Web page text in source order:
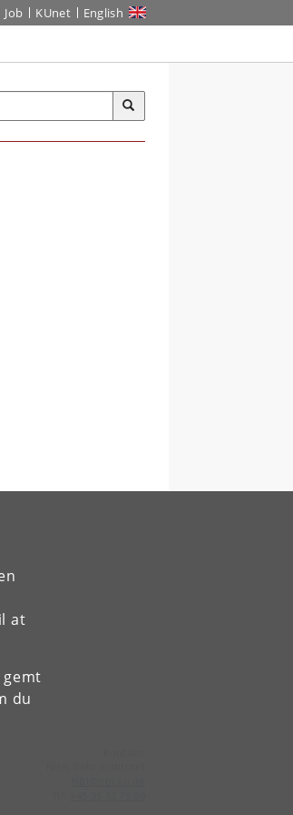
at
du
Job KUnet English